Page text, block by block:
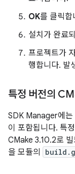
OK를 클릭합
설치가 완료
프로젝트가
행합니다. 발
특정 버전의
SDK Manager에
이 포함됩니다. 특
CMake 3.10.2로
을 모듈의